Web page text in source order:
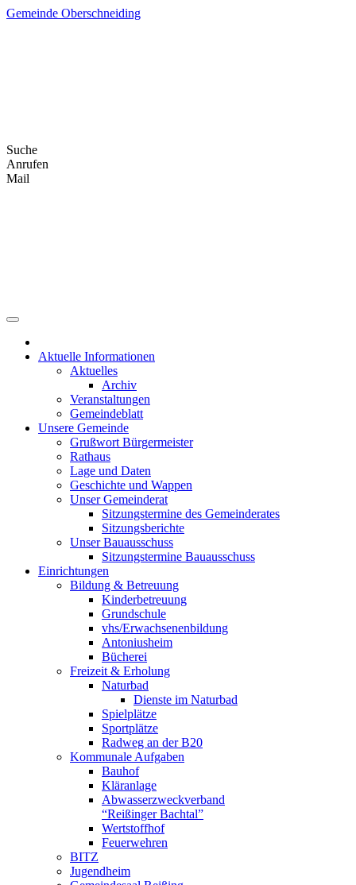
Skip
Gemeinde Oberschneiding
Suche
Anrufen
Mail
Aktuelle Informationen
Aktuelles
Archiv
Veranstaltungen
Gemeindeblatt
Unsere Gemeinde
Grußwort Bürgermeister
Rathaus
Lage und Daten
Geschichte und Wappen
Unser Gemeinderat
Sitzungstermine des Gemeinderates
Sitzungsberichte
Unser Bauausschuss
Sitzungstermine Bauausschuss
Einrichtungen
Bildung & Betreuung
Kinderbetreuung
Grundschule
vhs/Erwachsenenbildung
Antoniusheim
Bücherei
Freizeit & Erholung
Naturbad
Dienste im Naturbad
Spielplätze
Sportplätze
Radweg an der B20
Kommunale Aufgaben
Bauhof
Kläranlage
Abwasserzweckverband
“Reißinger Bachtal”
Wertstoffhof
Feuerwehren
BITZ
Jugendheim